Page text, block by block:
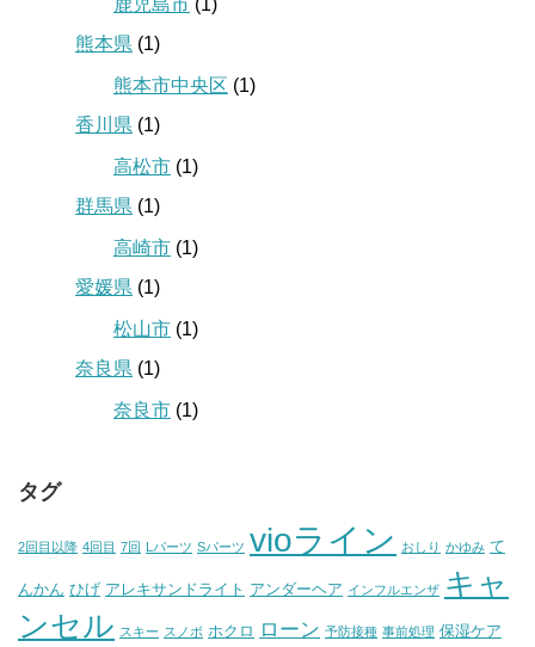
鹿児島市 (1)
熊本県 (1)
熊本市中央区 (1)
香川県 (1)
高松市 (1)
群馬県 (1)
高崎市 (1)
愛媛県 (1)
松山市 (1)
奈良県 (1)
奈良市 (1)
タグ
2回目以降 4回目 7回 Lパーツ Sパーツ vioライン おしり かゆみ て
んかん ひげ アレキサンドライト アンダーヘア インフルエンザ キャ
ンセル スキー スノボ ホクロ ローン 予防接種 事前処理 保湿ケア